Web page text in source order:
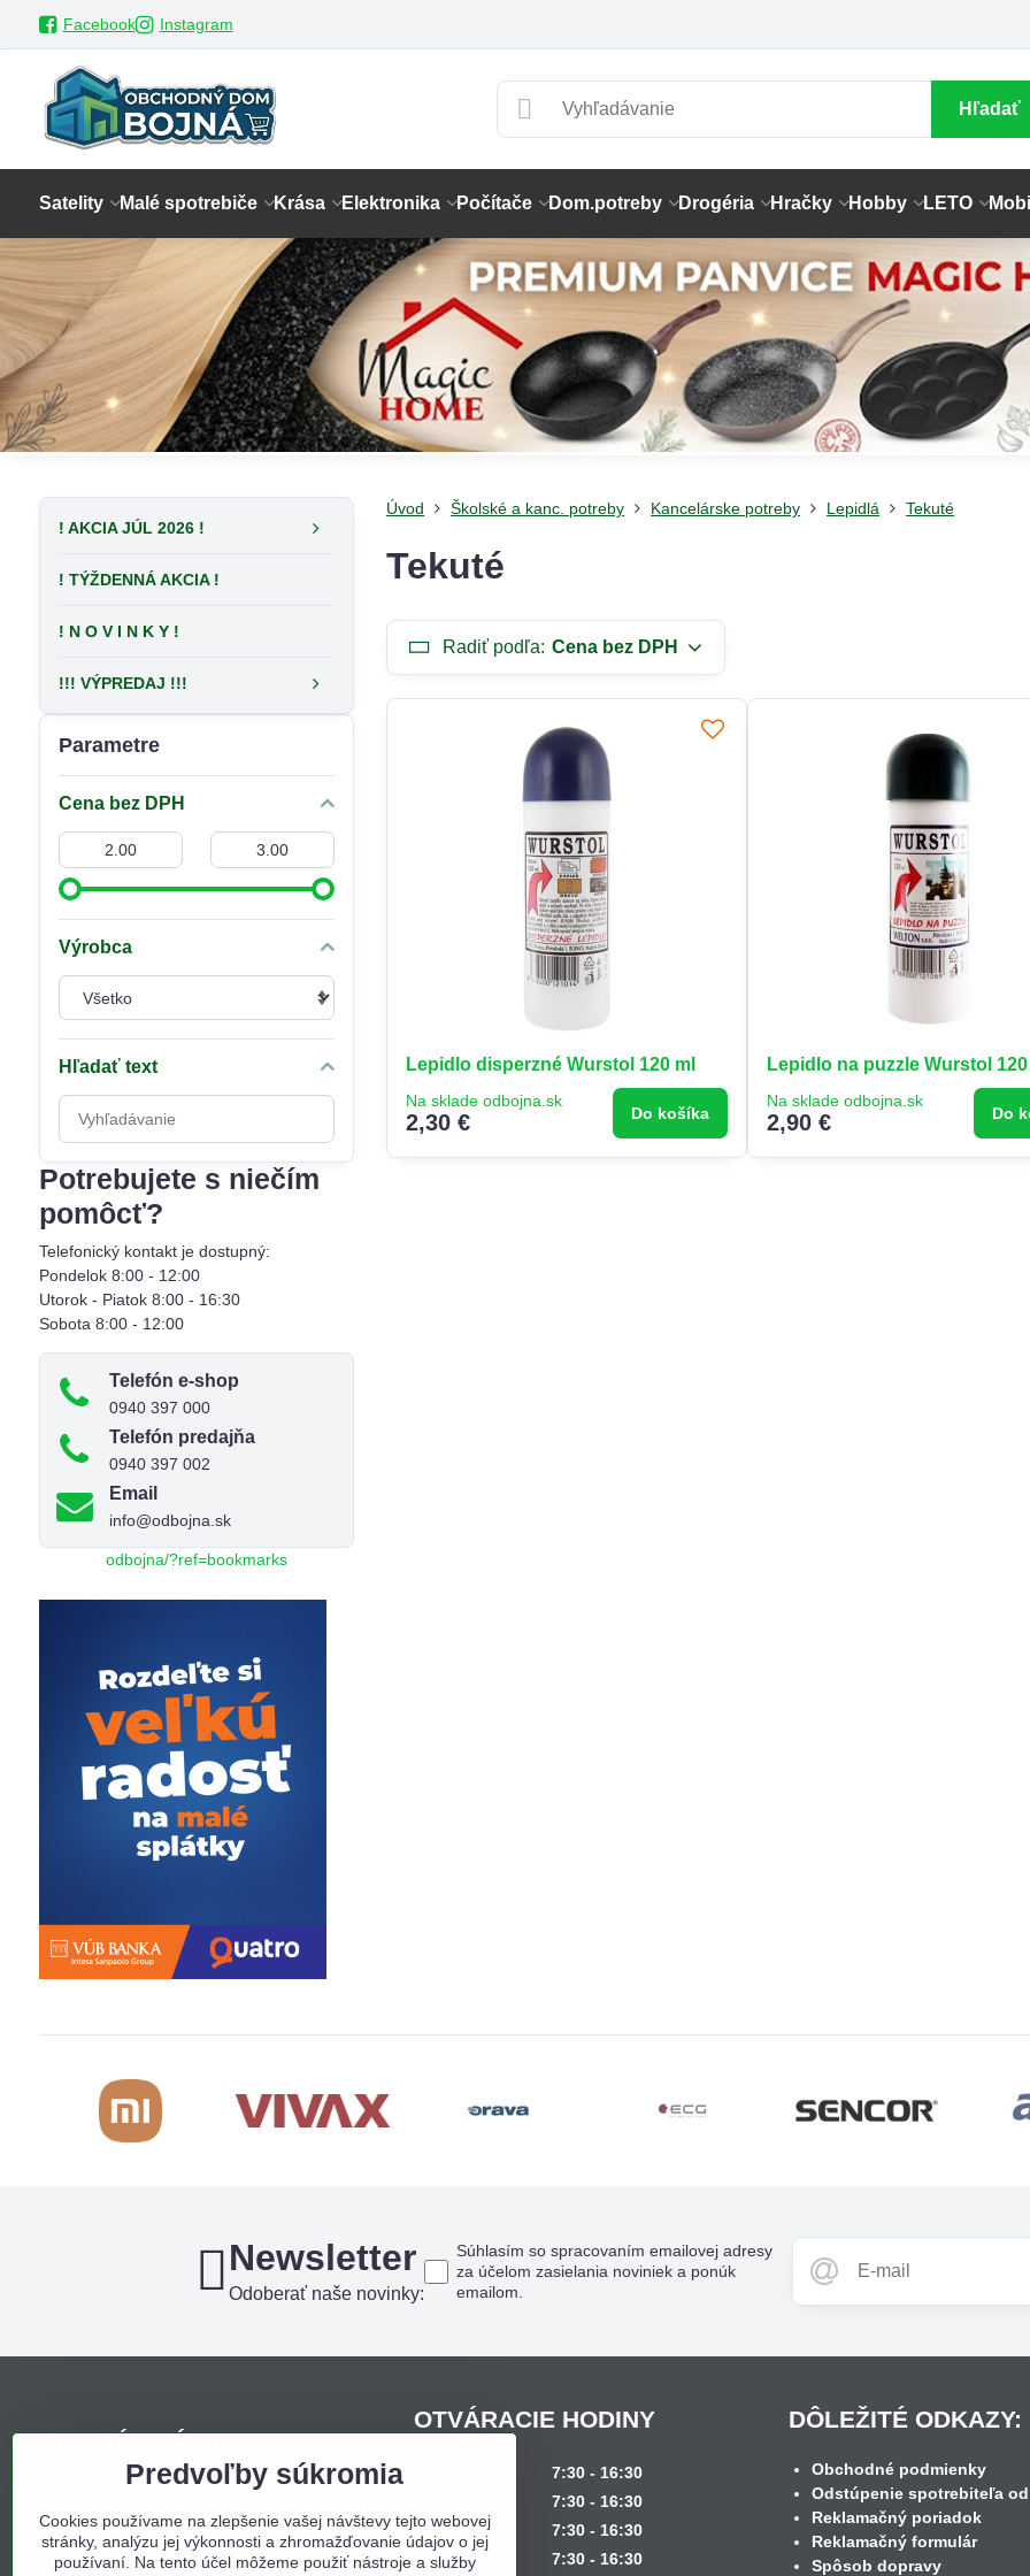
Facebook Instagram
Hľadať
Satelity Malé spotrebiče Krása Elektronika Počítače Dom.potreby Drogéria Hračky Hobby LETO
Úvod Školské a kanc. potreby Kancelárske potreby Lepidlá Tekuté
Tekuté
Radiť podľa: Cena bez DPH
Lepidlo disperzné Wurstol 120 ml
Na sklade odbojna.sk
2,30 € Do košíka
Lepidlo na puzzle Wurstol 120
Na sklade odbojna.sk
2,90 € Do
Parametre
Cena bez DPH
Od: Do:
Výrobca
Hľadať text
Prehľadať
výsledky
filtra
fulltextom
Potrebujete s niečím
pomôcť?
Telefonický kontakt je dostupný:
Pondelok 8:00 - 12:00
Utorok - Piatok 8:00 - 16:30
Sobota 8:00 - 12:00
Telefón e-shop
0940 397 000
Telefón predajňa
0940 397 002
Email
info@odbojna.sk
! AKCIA JÚL 2026 !
! TÝŽDENNÁ AKCIA !
! N O V I N K Y !
!!! VÝPREDAJ !!!
odbojna/?ref=bookmarks
Newsletter
Odoberať naše novinky:
Súhlasím so spracovaním emailovej adresy
za účelom zasielania noviniek a ponúk
emailom.
KDE NÁS NÁJDETE
Sídlo firmy, korešpondenčná adresa,
osobný odber:
Obchodný dom Bojná
OTVÁRACIE HODINY
7:30 - 16:30
7:30 - 16:30
Streda
7:30 - 16:30
Štvrtok
7:30 - 16:30
DÔLEŽITÉ ODKAZY:
Obchodné podmienky
Odstúpenie spotrebiteľa
Reklamačný poriadok
Reklamačný formulár
Spôsob dopravy
Predvoľby súkromia
Cookies používame na zlepšenie vašej návštevy tejto webovej
stránky, analýzu jej výkonnosti a zhromažďovanie údajov o jej
používaní. Na tento účel môžeme použiť nástroje a služby